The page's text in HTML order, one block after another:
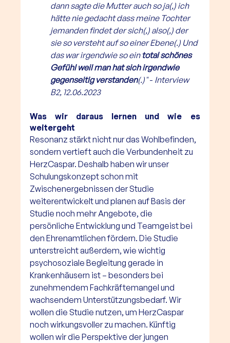
dann sagte die Mutter auch so ja(,) ich
hätte nie gedacht dass meine Tochter
jemanden findet der sich(,) also(,) der
sie so versteht auf so einer Ebene(.) Und
das war irgendwie so ein total schönes
Gefühl weil man hat sich irgendwie
gegenseitig verstanden(.)" - Interview
B2, 12.06.2023
Was wir daraus lernen und wie es
weitergeht
Resonanz stärkt nicht nur das Wohlbefinden,
sondern vertieft auch die Verbundenheit zu
HerzCaspar. Deshalb haben wir unser
Schulungskonzept schon mit
Zwischenergebnissen der Studie
weiterentwickelt und planen auf Basis der
Studie noch mehr Angebote, die
persönliche Entwicklung und Teamgeist bei
den Ehrenamtlichen fördern. Die Studie
unterstreicht außerdem, wie wichtig
psychosoziale Begleitung gerade in
Krankenhäusern ist – besonders bei
zunehmendem Fachkräftemangel und
wachsendem Unterstützungsbedarf. Wir
wollen die Studie nutzen, um HerzCaspar
noch wirkungsvoller zu machen. Künftig
wollen wir die Perspektive der jungen